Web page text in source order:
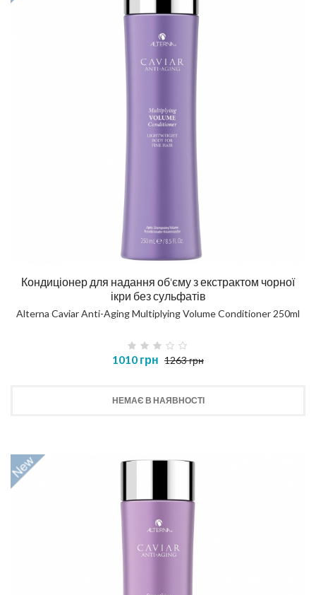
Кондиціонер для надання об'єму з екстрактом чорної
ікри без сульфатів
Alterna Caviar Anti-Aging Multiplying Volume Conditioner 250ml
1010 грн 1263 грн
НЕМАЄ В НАЯВНОСТІ